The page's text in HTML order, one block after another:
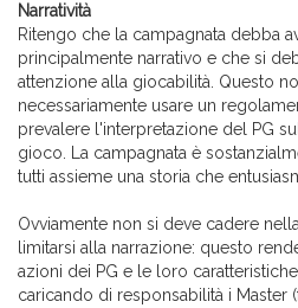
Narratività
Ritengo che la campagnata debba
principalmente narrativo e che si
attenzione alla giocabilità. Questo
necessariamente usare un
prevalere l'interpretazione del PG
gioco. La campagnata è
tutti assieme una storia che
Ovviamente non si deve cadere
limitarsi alla narrazione: questo
azioni dei PG e le loro
caricando di responsabilità i Master